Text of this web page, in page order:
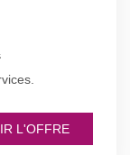
L'OFFRE